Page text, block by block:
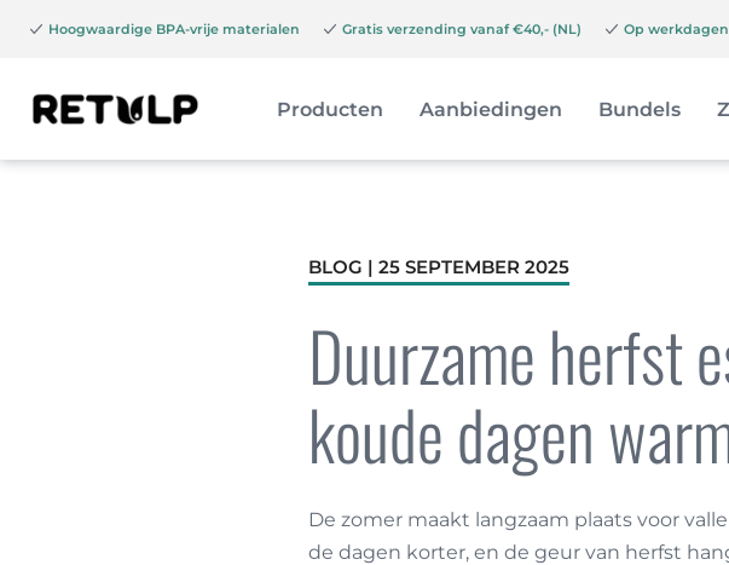
Hoogwaardige BPA-vrije materialen Gratis verzending vanaf €40,- (NL) Op
Producten Aanbiedingen Bundels
BLOG | 25 SEPTEMBER 2025
Duurzame herfst
koude dagen
De zomer maakt langzaam plaats voor
de dagen korter, en de geur van herfst